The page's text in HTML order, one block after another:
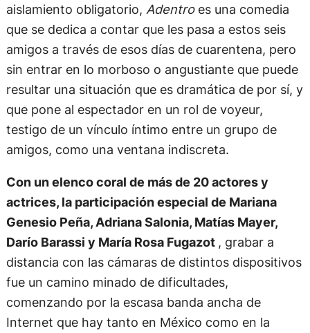
aislamiento obligatorio, Adentro es una comedia
que se dedica a contar que les pasa a estos seis
amigos a través de esos días de cuarentena, pero
sin entrar en lo morboso o angustiante que puede
resultar una situación que es dramática de por sí, y
que pone al espectador en un rol de voyeur,
testigo de un vínculo íntimo entre un grupo de
amigos, como una ventana indiscreta.
Con un elenco coral de más de 20 actores y
actrices, la participación especial de Mariana
Genesio Peña, Adriana Salonia, Matías Mayer,
Darío Barassi y María Rosa Fugazot , grabar a
distancia con las cámaras de distintos dispositivos
fue un camino minado de dificultades,
comenzando por la escasa banda ancha de
Internet que hay tanto en México como en la